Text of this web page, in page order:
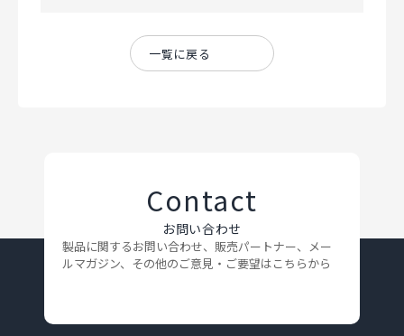
一覧に戻る
Contact
お問い合わせ
製品に関するお問い合わせ、販売パートナー、メー
ルマガジン、 その他のご意見・ご要望はこちらから